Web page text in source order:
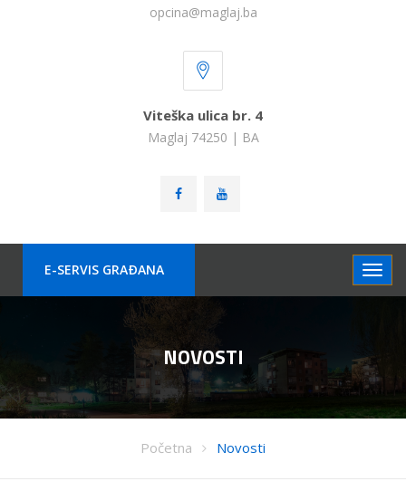
opcina@maglaj.ba
Viteška ulica br. 4
Maglaj 74250 | BA
E-SERVIS GRAÐANA
NOVOSTI
Početna Novosti